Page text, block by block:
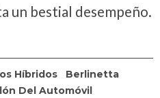
un bestial desempeño.
Híbridos
Berlinetta
Del Automóvil